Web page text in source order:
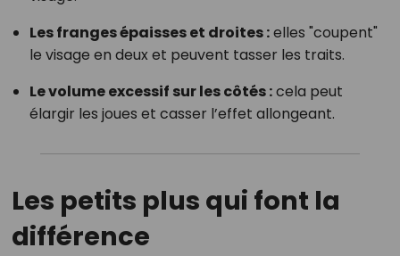
Les franges épaisses et droites :elles "coupent"
le visage en deux et peuvent tasser les traits.
Le volume excessif sur les côtés :cela peut
élargir les joues et casser l’effet allongeant.
Les petits plus qui font la
différence